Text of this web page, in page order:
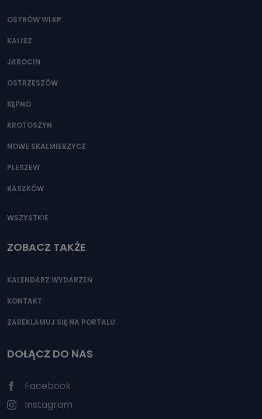
OSTRÓW WLKP.
KALISZ
JAROCIN
OSTRZESZÓW
KĘPNO
KROTOSZYN
NOWE SKALMIERZYCE
PLESZEW
RASZKÓW
WSZYSTKIE
ZOBACZ TAKŻE
KALENDARZ WYDARZEŃ
KONTAKT
ZAREKLAMUJ SIĘ NA PORTALU
DOŁĄCZ DO NAS
Facebook
Instagram